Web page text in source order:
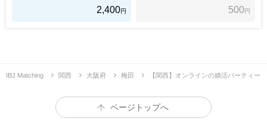
2,400円 500円
IBJ Matching 関西 大阪府 梅田 【関西】オンラインの婚活パーティー
ページトップへ